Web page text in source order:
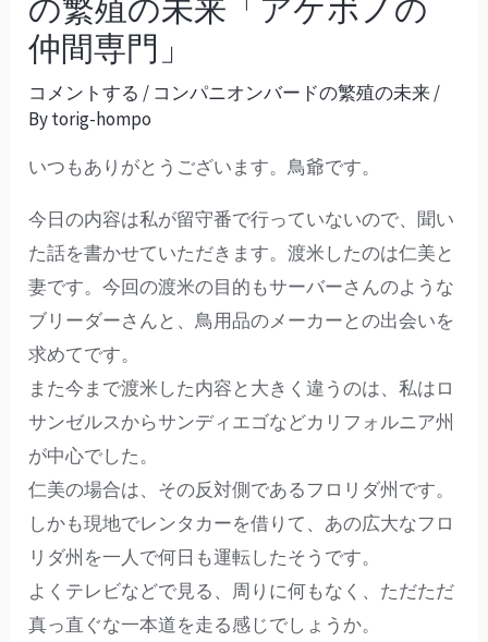
の繁殖の未来「アケボノの
仲間専門」
コメントする / コンパニオンバードの繁殖の未来/
Bytorig-hompo
いつもありがとうございます。鳥爺です。
今日の内容は私が留守番で行っていないので、聞い
た話を書かせていただきます。渡米したのは仁美と
妻です。今回の渡米の目的もサーバーさんのような
ブリーダーさんと、鳥用品のメーカーとの出会いを
求めてです。
また今まで渡米した内容と大きく違うのは、私はロ
サンゼルスからサンディエゴなどカリフォルニア州
が中心でした。
仁美の場合は、その反対側であるフロリダ州です。
しかも現地でレンタカーを借りて、あの広大なフロ
リダ州を一人で何日も運転したそうです。
よくテレビなどで見る、周りに何もなく、ただただ
真っ直ぐな一本道を走る感じでしょうか。